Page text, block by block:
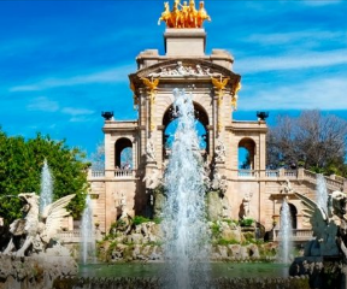
В 1992 году Севилья стала местом
проведения Всемирной выставки.